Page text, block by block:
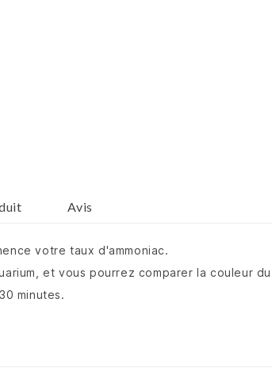
Avis
votre taux d'ammoniac.
et vous pourrez comparer la couleur
minutes.